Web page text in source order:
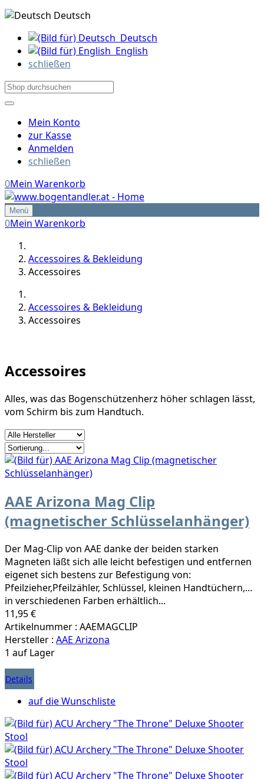
Deutsch
Deutsch
English
schließen
Mein Konto
zur Kasse
Anmelden
schließen
0Mein Warenkorb
Menü
0Mein Warenkorb
Accessoires & Bekleidung
Accessoires
Accessoires & Bekleidung
Accessoires
Accessoires
Alles, was das Bogenschützenherz höher schlagen lässt,
vom Schirm bis zum Handtuch.
AAE Arizona Mag Clip
(magnetischer Schlüsselanhänger)
Der Mag-Clip von AAE danke der beiden starken
Magneten läßt sich alle leicht befestigen und entfernen
eigenet sich bestens zur Befestigung von:
Pfeilzieher,Pfeilzähler, Schlüssel, kleinen Handtüchern,...
in verschiedenen Farben erhältlich...
11,95 €
Artikelnummer : AAEMAGCLIP
Hersteller : AAE Arizona
1 auf Lager
Details
auf die Wunschliste